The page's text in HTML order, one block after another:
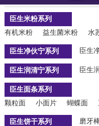
臣生米粉系列
有机米粉
益生菌米粉 水
臣生净伙宁系列 臣生
臣生润清宁系列 臣生
臣生面条系列
颗粒面
小面片 蝴蝶面
臣生饼干系列 磨牙